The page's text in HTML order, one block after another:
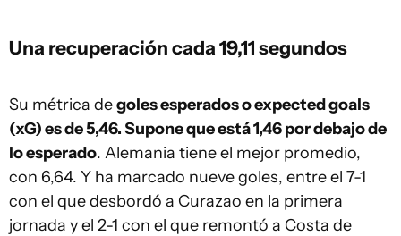
Una recuperación cada 19,11 segundos
Su métrica degoles esperados o expected goals
(xG) es de 5,46. Supone que está 1,46 por debajo de
lo esperado. Alemania tiene el mejor promedio,
con 6,64. Y ha marcado nueve goles, entre el 7-1
con el que desbordó a Curazao en la primera
jornada y el 2-1 con el que remontó a Costa de